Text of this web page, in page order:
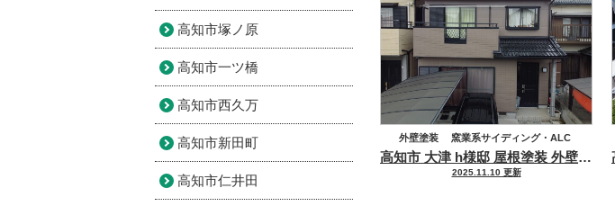
高知市 大津 h様邸 屋根塗装 外壁塗装工事
2025.11.10 更新
外壁塗装
窯業系サイディング・ALC
屋根塗装
セメント瓦・洋風コンクリート瓦
高知市塚ノ原
高知市一ツ橋
高知市西久万
高知市新田町
高知市仁井田